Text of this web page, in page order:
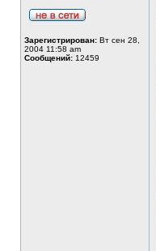
Зарегистрирован: Вт сен 28,
2004 11:58 am
Сообщений: 12459